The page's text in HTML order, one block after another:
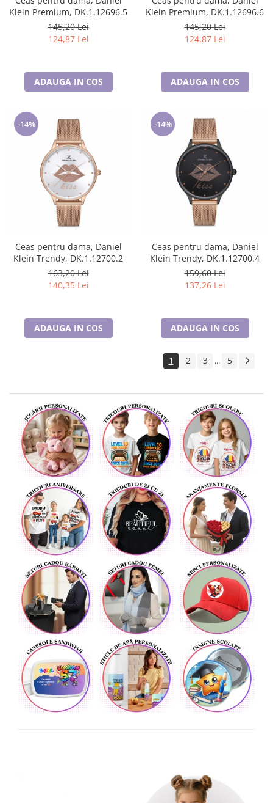
Klein Premium, DK.1.12696.5
145,20 Lei
124,87 Lei
ADAUGA IN COS
Klein Premium, DK.1.12696.6
145,20 Lei
124,87 Lei
ADAUGA IN COS
-14%
Ceas pentru dama, Daniel
Klein Trendy, DK.1.12700.2
163,20 Lei
140,35 Lei
ADAUGA IN COS
-14%
Ceas pentru dama, Daniel
Klein Trendy, DK.1.12700.4
159,60 Lei
137,26 Lei
ADAUGA IN COS
1 2 3 ... 5